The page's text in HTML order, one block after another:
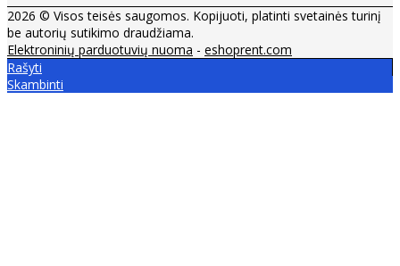
2026 © Visos teisės saugomos. Kopijuoti, platinti svetainės turinį
be autorių sutikimo draudžiama.
Elektroninių parduotuvių nuoma - eshoprent.com
Rašyti
Skambinti